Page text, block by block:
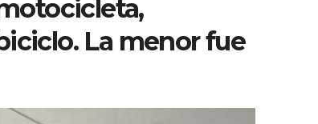
La menor fue